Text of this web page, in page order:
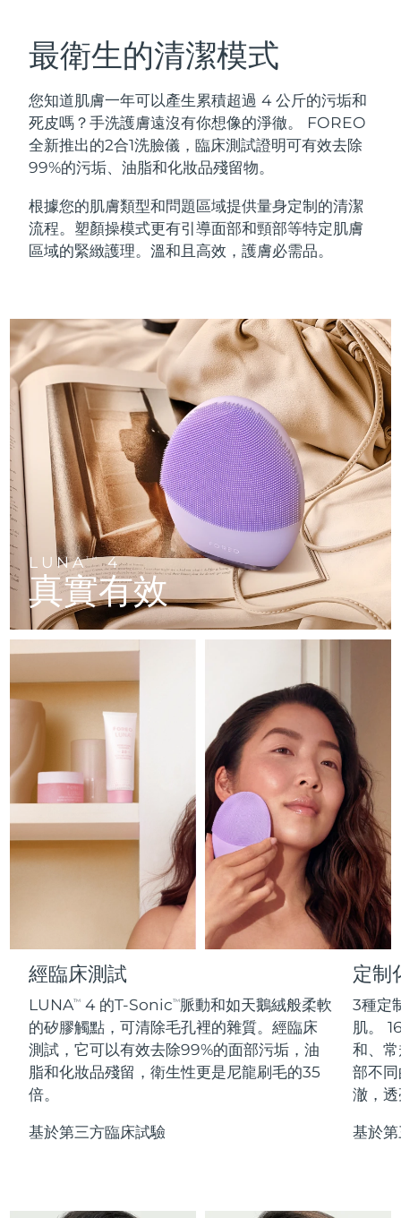
最衛生的清潔模式
您知道肌膚一年可以產生累積超過 4 公斤的污垢和
死皮嗎？手洗護膚遠沒有你想像的淨徹。 FOREO
全新推出的2合1洗臉儀，臨床測試證明可有效去除
99%的污垢、油脂和化妝品殘留物。
根據您的肌膚類型和問題區域提供量身定制的清潔
流程。塑顏操模式更有引導面部和頸部等特定肌膚
區域的緊緻護理。溫和且高效，護膚必需品。
LUNATM4
真實有效
經臨床測試
LUNATM 4 的T-SonicTM脈動和如天鵝絨般柔軟
的矽膠觸點，可清除毛孔裡的雜質。經臨床
測試，它可以有效去除99%的面部污垢，油
脂和化妝品殘留，衛生性更是尼龍刷毛的35
倍。
基於第三方臨床試驗
定制
3種定
肌。
和、
部不
澈，
基於
面部清潔
LUNA™ 4 套裝
Anti-aging massage
LUNA™ 4 Plus
LUNA™ 4 Men
For men, anti-aging massage
LUNA™ 4 mini
For young skin, T-zone
LUNA™ 4 go
For travel or gym bag
LUNA™護膚
Premium cleansers & balm
LUNA™ 設備
All facial cleansing devices
緊致提拉
BEAR™ 2 套裝
Microcurrent toning
BEAR™ 2 go
BEAR™ 2 eyes & lips
Microcurrent line smoothing device
面部提拉護理
Premium anti-aging skincare
BEAR™ 設備
All premium facelift devices
補水保濕
UFO™ 3 套裝
UFO™ 3 LED
Near-infrared and red light therapy
device
UFO™ 3 mini
Red light therapy device for young skin
UFO™ 3 go
Portable red light therapy
面膜
Rejuvenation & hydration
UFO™ 設備
All deep facial hydration devices
口腔護理
issa™ 4
issa™ 4 plus
Smart hybrid silicone sonic toothbrush
issa™ 4 smile
Hybrid silicone sonic toothbrush
issa™ 4 baby
For ages 0-3
issa™ Teeth Whitening Set
ISSA™ 設備
All silicone sonic toothbrushes
抗老
FAQ™ 101
Clinical anti-aging
FAQ™ 102
Advanced clinical anti-aging
FAQ™ 103
Luxurious clinical anti-aging set
FAQ™ P1 Primer
Manuka honey primer
FAQ™護膚品
All FAQ™ skincare
FAQ™產品
All anti-aging treatments
LED 護理
NEW
FAQ™ 201
LED mask
FAQ™ 202
LED mask
FAQ™ 211
Anti-aging neck & décolleté LED mask
FAQ™ 221
Anti-aging LED hand mask
FAQ™護膚品
All FAQ™ skincare
FAQ™產品
All LED treatments
生髮
FAQ™ 301
LED hair strengthening scalp massager
FAQ™ Scalp Serum
Scalp recovery probiotic serum
FAQ™護膚品
All FAQ™ skincare
FAQ™產品
All hair treatments
肌膚年輕化
NEW
FAQ™ 501
Full-Spectrum Red Light Therapy
FAQ™ 502
Full-Spectrum Red Light Therapy
FAQ™ Red Light Serum
FAQ™ skincare
All FAQ™ skincare
FAQ™ products
All toning treatments
保健品
NEW
專業治療
脫毛
PEACH™ 2 Pro Max
Professional IPL hair removal device
PEACH™ 2
IPL hair removal
PEACH™ 2 go
Travel-friendly IPL hair removal
PEACH™ Cooling Prep Gel
身體護理
BEAR™ 2 body
Microcurrent body toning
LUNA™ 4 body
Massaging body brush
SUPERCHARGED™ serum
Firming body serum
ESPADA™ 2 plus
Recurring acne LED therapy
ESPADA™ 2
Acne treatment device
ESPADA™ Blemish Solution
眼部護理
BEAR™ 2 eyes & lips
Microcurrent line smoothing device
IRIS™ 2
Rejuvenating eye massager
眼部護膚
毛孔護理
KIWI™ derma
Diamond microdermabrasion .
Blackhead remover
LUNA™ 4 hair
2-in-1 LED scalp massager
LED light hairbrush
牙齒美白
NEW
issa™ Teeth Whitening Set
Dual LED + sonic device & 18% PAP gel
issa™ Teeth Whitening Gel
更多的
奧地利 預計送達日期
比利時 預計送達日期10/8/26
百慕達 預計送達日期
波士尼亞與赫塞哥維納 預計送達日期13/8/26
汶萊 預計送達日期
加拿大 預計送達日期14/8/26
智利 預計送達日期14/8/26
中國 預計送達日期 10/8/26
哥倫比亞 預計送達日期14/8/26
克羅埃西亞 預計送達日期10/8/26
賽普勒斯 預計送達日期11/8/26
捷克 預計送達日期
丹麥 預計送達日期10/8/26
芬蘭 預計送達日期10/8/26
法國 預計送達日期10/8/26
法屬玻里尼西亞 預計送達日期 14/8/26
德國 預計送達日期 10/8/26
預計送達日期14/8/26
預計送達日期10/8/26
中國香港特別行政區 11/8/26
匈牙利 預計送達日期10/8/26
冰島 預計送達日期 11/8/26
印尼 8/8/26
愛爾蘭 10/8/26